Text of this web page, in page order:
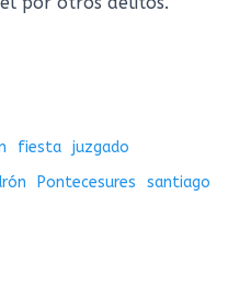
fiesta juzgado
Pontecesures santiago